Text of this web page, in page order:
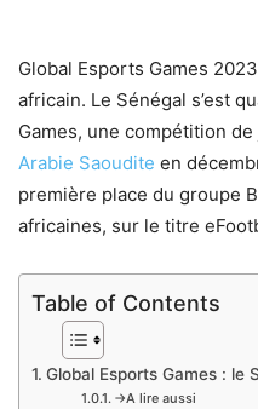
Global Esports Games
africain. Le Sénégal s’est
Games, une compétition
Arabie Saoudite en
première place du groupe
africaines, sur le titre
Table of Contents
Global Esports Games : le
→A lire aussi